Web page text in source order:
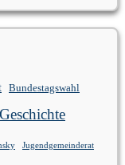
Bundestagswahl
Geschichte
Jugendgemeinderat